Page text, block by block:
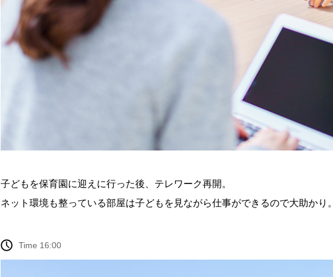
子どもを保育園に迎えに行った後、テレワーク再開。
ネット環境も整っている部屋は子どもを見ながら仕事ができるので大助かり。
Time 16:00